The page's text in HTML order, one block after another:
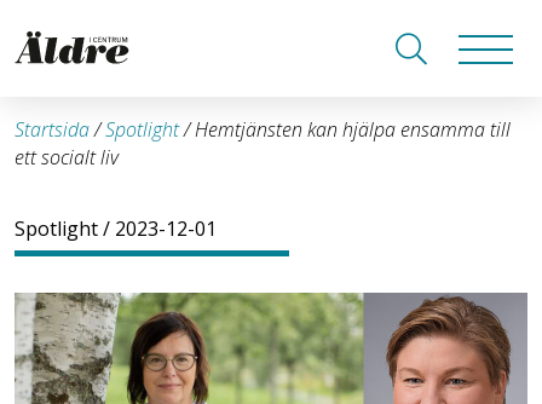
Startsida/Spotlight/Hemtjänsten kan hjälpa ensamma till
ett socialt liv
Spotlight/ 2023-12-01